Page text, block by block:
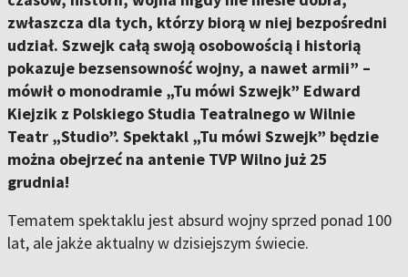
zwłaszcza dla tych, którzy biorą w niej bezpośredni
udział. Szwejk całą swoją osobowością i historią
pokazuje bezsensowność wojny, a nawet armii” –
mówił o monodramie „Tu mówi Szwejk” Edward
Kiejzik z Polskiego Studia Teatralnego w Wilnie
Teatr „Studio”. Spektakl „Tu mówi Szwejk” będzie
można obejrzeć na antenie TVP Wilno już 25
grudnia!
Tematem spektaklu jest absurd wojny sprzed ponad 100
lat, ale jakże aktualny w dzisiejszym świecie.